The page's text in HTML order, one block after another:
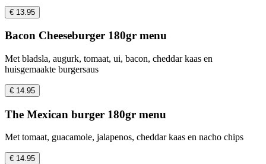
€ 13.95
Bacon Cheeseburger 180gr menu
Met bladsla, augurk, tomaat, ui, bacon, cheddar kaas en
huisgemaakte burgersaus
€ 14.95
The Mexican burger 180gr menu
Met tomaat, guacamole, jalapenos, cheddar kaas en nacho chips
€ 14.95